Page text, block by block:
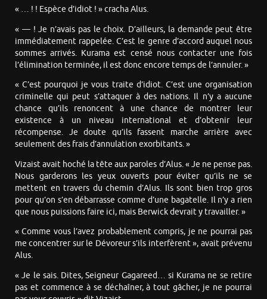
« … ! ! Espèce d’idiot ! » cracha Alus.
« — ! Je n’avais pas le choix. D’ailleurs, la demande peut être
immédiatement rappelée. C’est le genre d’accord auquel nous
sommes arrivés. Kurama est censé nous contacter une fois
l’élimination terminée, il est donc encore temps de l’annuler. »
« C’est pourquoi je vous traite d’idiot. C’est une organisation
criminelle qui peut s’attaquer à des nations. Il n’y a aucune
chance qu’ils renoncent à une chance de montrer leur
existence à un niveau international et d’obtenir leur
récompense. Je doute qu’ils fassent marche arrière avec
seulement des frais d’annulation exorbitants. »
Vizaist avait hoché la tête aux paroles d’Alus. « Je ne pense pas.
Nous garderons les yeux ouverts pour éviter qu’ils ne se
mettent en travers du chemin d’Alus. Ils sont bien trop gros
pour qu’on s’en débarrasse comme d’une bagatelle. Il n’y a rien
que nous puissions faire ici, mais Berwick devrait y travailler. »
« Comme vous l’avez probablement compris, je ne pourrai pas
me concentrer sur le Dévoreur s’ils interfèrent », avait prévenu
Alus.
« Je le sais. Dites, Seigneur Gagareed… si Kurama ne se retire
pas et commence à se déchaîner, à tout gâcher, je ne pourrai